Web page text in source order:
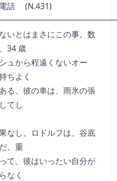
話 (N.431)
いとはまさにこの事。数
34 歳
ュから程遠くないオー
ちよく
る、彼の車は、雨氷の張
てし
なし。ロドルフは、谷底
。重
て、彼はいったい自分が
なく